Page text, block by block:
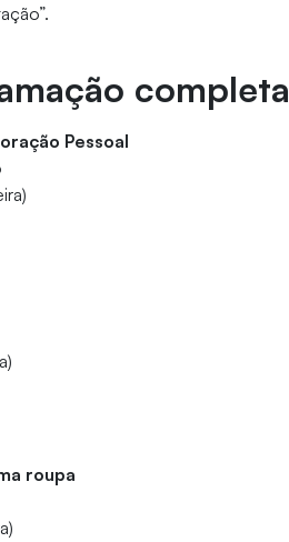
completa
Pessoal
roupa